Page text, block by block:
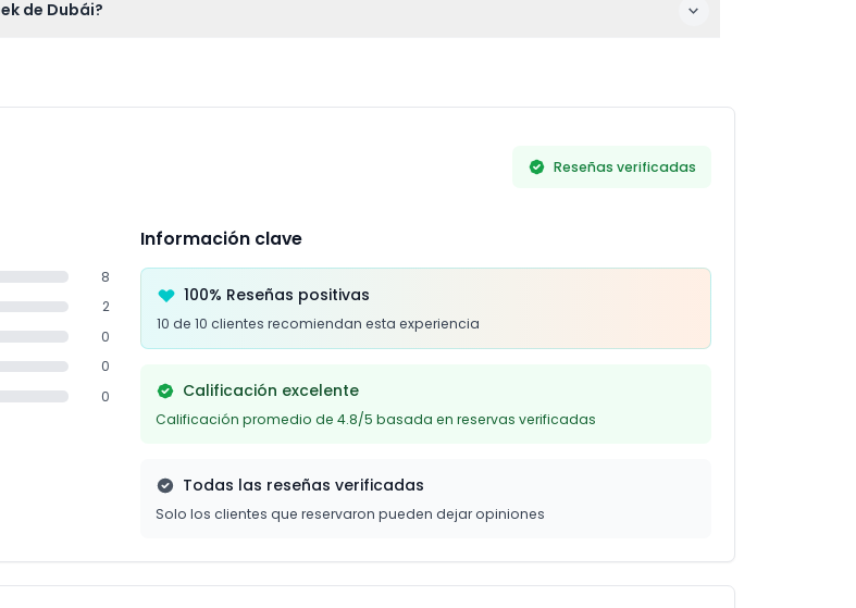
de Dubái?
Reseñas verificadas
8
2
0
0
0
Información clave
100% Reseñas positivas
10 de 10 clientes recomiendan esta experiencia
Calificación excelente
Calificación promedio de 4.8/5 basada en reservas verificadas
Todas las reseñas verificadas
Solo los clientes que reservaron pueden dejar opiniones